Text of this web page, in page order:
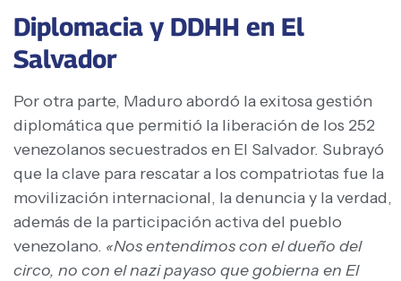
Diplomacia y DDHH en El
Salvador
Por otra parte, Maduro abordó la exitosa gestión
diplomática que permitió la liberación de los 252
venezolanos secuestrados en El Salvador. Subrayó
que la clave para rescatar a los compatriotas fue la
movilización internacional, la denuncia y la verdad,
además de la participación activa del pueblo
venezolano. «Nos entendimos con el dueño del
circo, no con el nazi payaso que gobierna en El